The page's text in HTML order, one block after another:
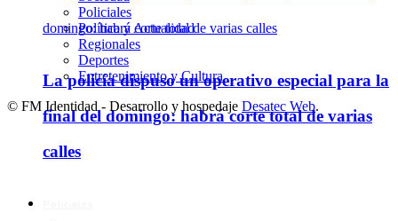
La policía dispuso un operativo especial para la
final del domingo: habrá corte total de varias
calles
Policiales
Política y Actualidad
Regionales
Deportes
Entretenimiento y Cultura
© FM Identidad - Desarrollo y hospedaje Desatec Web.